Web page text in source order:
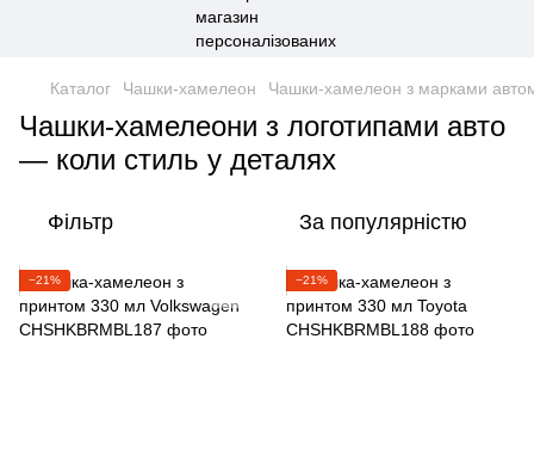
Каталог Чашки-хамелеон Чашки-хамелеон з марками
Чашки-хамелеони з логотипами авто
— коли стиль у деталях
Фільтр За популярністю
−21% −21%